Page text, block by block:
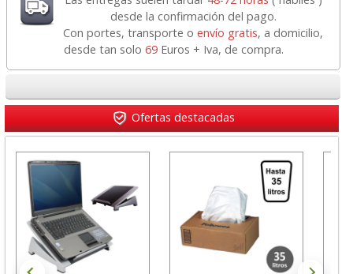
desde la confirmación del pago.
Con portes, transporte oenvío gratis, a domicilio,
desde tan solo 69Euros + Iva, de compra.
Ofertas destacadas